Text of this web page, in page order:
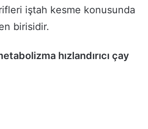
iştah kesme konusunda
birisidir.
hızlandırıcı çay